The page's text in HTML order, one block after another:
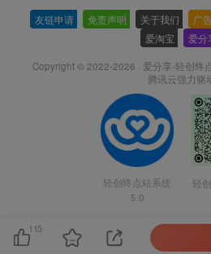
友链申请 免责声明 关于我们 广
爱淘宝
爱分
Copyright © 2022-2026 · 爱分享-轻创终
腾讯云强力驱
轻创终点站系统
5.0
轻
115